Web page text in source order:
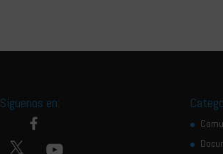
Síguenos en: